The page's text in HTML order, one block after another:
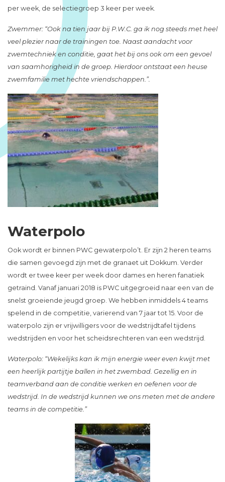
per week, de selectiegroep 3 keer per week.
Zwemmer: “Ook na tien jaar bij P.W.C. ga ik nog steeds met heel
veel plezier naar de trainingen toe. Naast aandacht voor
zwemtechniek en conditie, gaat het bij ons ook om een gevoel
van saamhorigheid in de groep. Hierdoor ontstaat een heuse
zwemfamilie met hechte vriendschappen.”.
Waterpolo
Ook wordt er binnen PWC gewaterpolo’t. Er zijn 2 heren teams
die samen gevoegd zijn met de granaet uit Dokkum. Verder
wordt er twee keer per week door dames en heren fanatiek
getraind. Vanaf januari 2018 is PWC uitgegroeid naar een van de
snelst groeiende jeugd groep. We hebben inmiddels 4 teams
spelend in de competitie, varierend van 7 jaar tot 15. Voor de
waterpolo zijn er vrijwilligers voor de wedstrijdtafel tijdens
wedstrijden en voor het scheidsrechteren van een wedstrijd.
Waterpolo: “Wekelijks kan ik mijn energie weer even kwijt met
een heerlijk partijtje ballen in het zwembad. Gezellig en in
teamverband aan de conditie werken en oefenen voor de
wedstrijd. In de wedstrijd kunnen we ons meten met de andere
teams in de competitie.”